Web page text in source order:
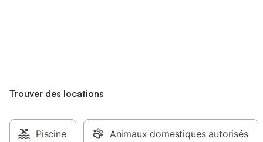
Trouver des locations
Piscine Animaux domestiques autorisés